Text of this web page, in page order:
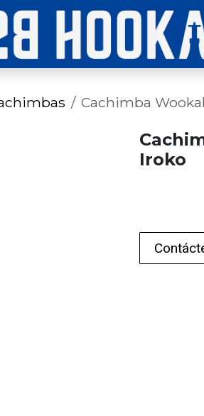
Cachimba
Iroko